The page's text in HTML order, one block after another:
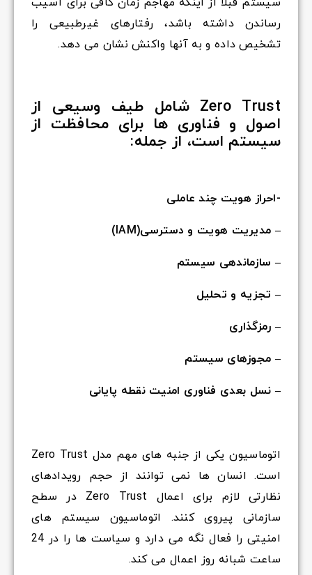
رساندن داشته باشد، رفتارهای غیرطبیعی را
تشخیص داده و به آنها واکنش نشان می دهد.
Zero Trust شامل طیف وسیعی از
اصول و فناوری ها برای محافظت از
سیستم است، از جمله:
-احراز هویت چند عاملی
– مدیریت هویت و دسترسی(IAM)
– سازماندهی سیستم
– تجزیه و تحلیل
– رمزگذاری
– مجوزهای سیستم
– نسل بعدی فناوری امنیت نقطه پایانی
اتوماسیون یکی از جنبه های مهم مدل Zero Trust
است. انسان ها نمی توانند از حجم رویدادهای
نظارتی لازم برای اعمال Zero Trust در سطح
سازمانی پیروی کنند. اتوماسیون سیستم های
امنیتی را فعال نگه می دارد و سیاست ها را در 24
ساعت شبانه روز اعمال می کند.